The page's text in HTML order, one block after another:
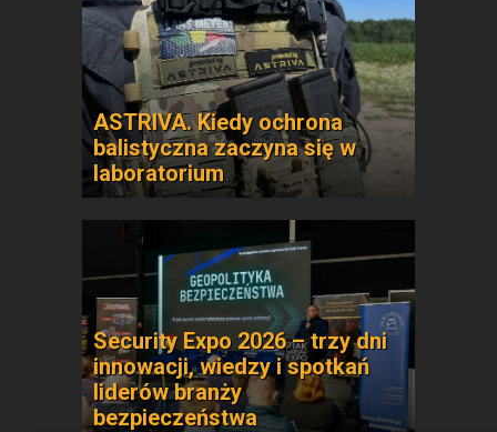
ASTRIVA. Kiedy ochrona
balistyczna zaczyna się w
laboratorium
Security Expo 2026 – trzy dni
innowacji, wiedzy i spotkań
liderów branży
bezpieczeństwa